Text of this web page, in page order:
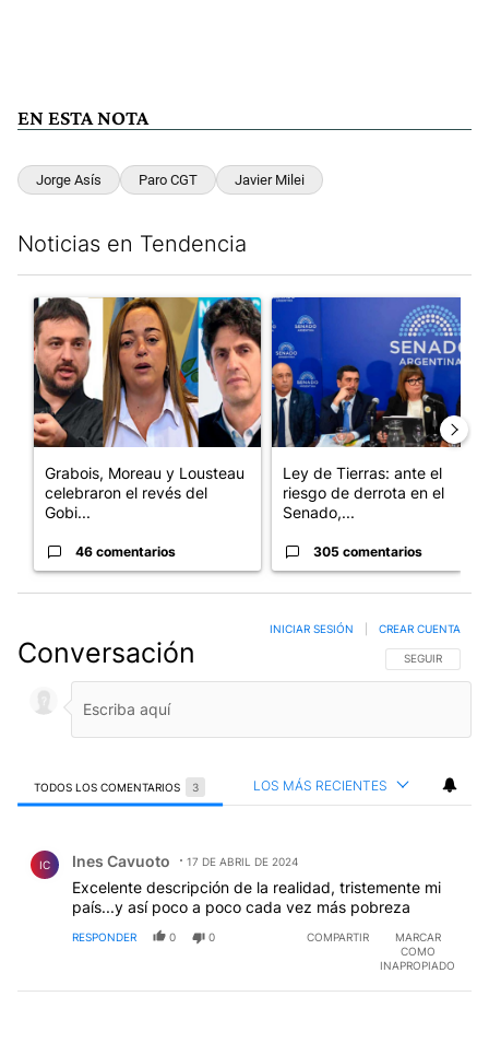
EN ESTA NOTA
Jorge Asís Paro CGT Javier Milei
Noticias en Tendencia
Un artículo de tendencia con el título "Grabois, Moreau y
Grabois, Moreau y Lousteau
celebraron el revés del
Gobi...
46 comentarios
Un artículo de tendencia con
Ley de Tierras: ante el
riesgo de derrota en el
Senado,...
305 comentarios
Conversación SIGA ESTA
SEGUIR
INICIAR SESIÓN CREAR CUENTA
TODOS LOS COMENTARIOS 3 LOS MÁS RECIENTES
IC Ines Cavuoto 17 DE ABRIL DE 2024
Excelente descripción de la realidad, tristemente mi
país...y así poco a poco cada vez más pobreza
RESPONDER 0 0 COMPARTIR
MARCAR
COMO
INAPROPIADO